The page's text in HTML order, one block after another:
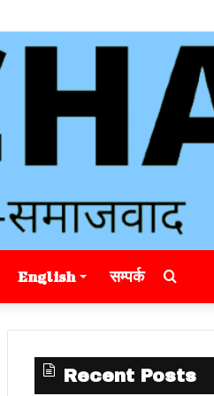
English सम्पर्क Search
for
Recent Posts